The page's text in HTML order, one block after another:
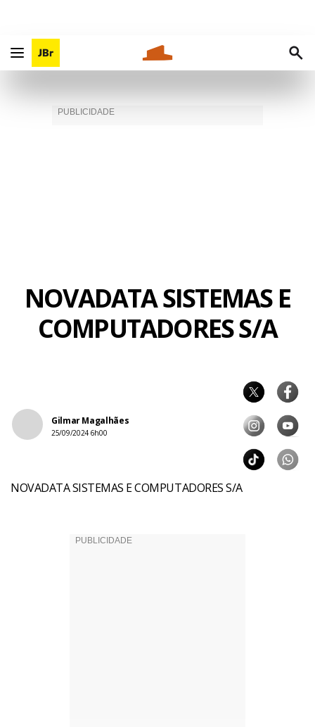
NOVADATA SISTEMAS E
COMPUTADORES S/A
Gilmar Magalhães
25/09/2024 6h00
NOVADATA SISTEMAS E COMPUTADORES S/A